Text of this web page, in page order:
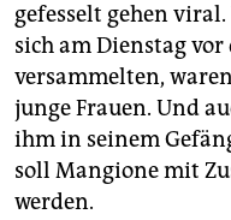
gefesselt gehen
sich am Dienstag
versammelten,
junge Frauen. Und
ihm in seinem
soll Mangione mit
werden.